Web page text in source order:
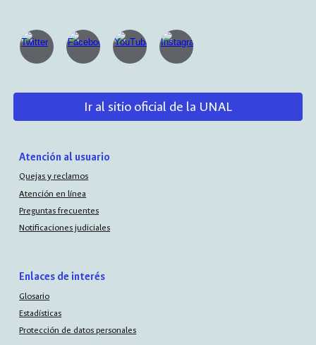
Ir al sitio oficial de la UNAL
Atención al usuario
Quejas y reclamos
Atención en línea
Preguntas frecuentes
Notificaciones judiciales
Enlaces de interés
Glosario
Estadísticas
Protección de datos personales